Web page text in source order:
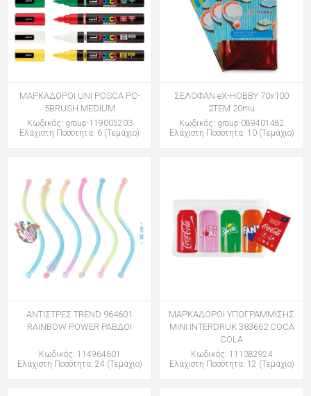
ΜΑΡΚΑΔΟΡΟΙ UNI POSCA PC-
5BRUSH MEDIUM
Κωδικός: group-119005203
Ελάχιστη Ποσότητα: 6 (Τεμάχιο)
ΣΕΛΟΦΑΝ eX-HOBBY 70x100
2TEM 20mu
Κωδικός: group-089401482
Ελάχιστη Ποσότητα: 10 (Τεμάχιο)
ΑΝΤΙΣΤΡΕΣ TREND 964601
RAINBOW POWER ΡΑΒΔΟΙ
Κωδικός: 114964601
Ελάχιστη Ποσότητα: 24 (Τεμάχιο)
ΜΑΡΚΑΔΟΡΟΙ ΥΠΟΓΡΑΜΜΙΣΗΣ
MINI INTERDRUK 383662 COCA
COLA
Κωδικός: 111382924
Ελάχιστη Ποσότητα: 12 (Τεμάχιο)